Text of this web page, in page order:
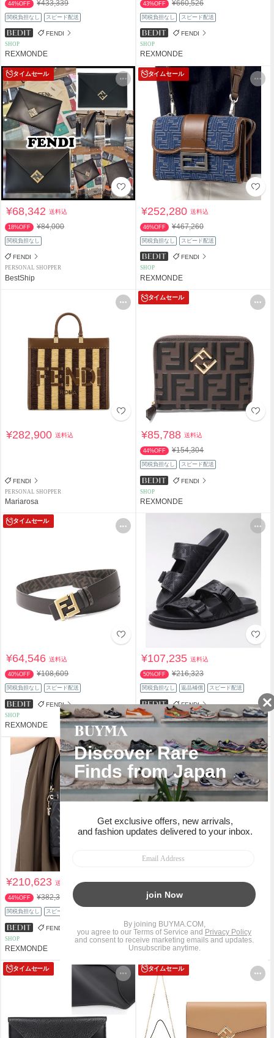
44%OFF ¥433,339
関税負担なし スピード配送
FENDI
SHOP
REXMONDE
43%OFF ¥660,526
関税負担なし スピード配送
FENDI
SHOP
REXMONDE
タイムセール
¥68,342送料込
18%OFF ¥84,000
関税負担なし
FENDI
PERSONAL SHOPPER
BestShip
タイムセール
¥252,280送料込
46%OFF ¥467,260
関税負担なし スピード配送
FENDI
SHOP
REXMONDE
¥282,900送料込
FENDI
PERSONAL SHOPPER
Mariarosa
タイムセール
¥85,788送料込
44%OFF ¥154,304
関税負担なし スピード配送
FENDI
SHOP
REXMONDE
タイムセール
¥64,546送料込
40%OFF ¥108,609
関税負担なし スピード配送
FENDI
SHOP
REXMONDE
¥107,235送料込
50%OFF ¥216,323
関税負担なし 返品補償 スピード配送
FENDI
SHOP
REXMONDE
¥210,623送料込
44%OFF ¥382,305
関税負担なし スピード配送
FENDI
SHOP
REXMONDE
¥220,357送料込
42%OFF ¥386,138
FENDI
SHOP
REXMONDE
タイムセール タイムセール